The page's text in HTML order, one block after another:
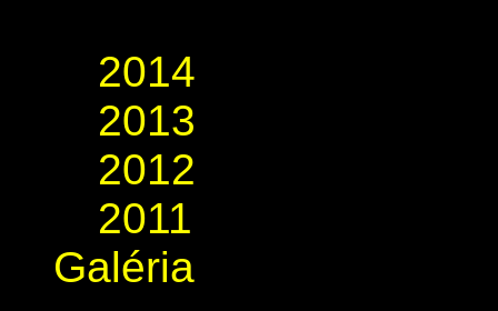
2014
2013
2012
2011
Galéria